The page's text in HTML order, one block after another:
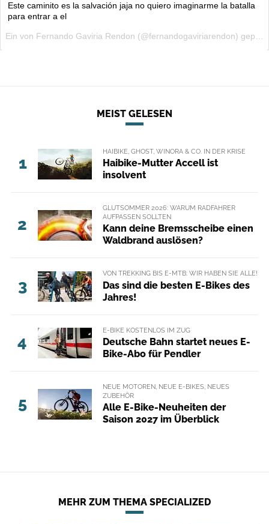
MEIST GELESEN
1
HAIBIKE, GHOST, WINORA & CO. IN DER KRISE
Haibike-Mutter Accell ist
insolvent
2
GLUTSOMMER 2026: WARUM RADFAHRER
AUFPASSEN SOLLTEN
Kann deine Bremsscheibe einen
Waldbrand auslösen?
3
VON TREKKING BIS E-MTB: WIR HABEN SIE ALLE!
Das sind die besten E-Bikes des
Jahres!
4
E-BIKE KOSTENLOS IM ZUG
Deutsche Bahn startet neues E-
Bike-Abo für Pendler
5
NEUE MOTOREN, NEUE E-BIKES, NEUES
ZUBEHÖR
Alle E-Bike-Neuheiten der
Saison 2027 im Überblick
MEHR ZUM THEMA SPECIALIZED